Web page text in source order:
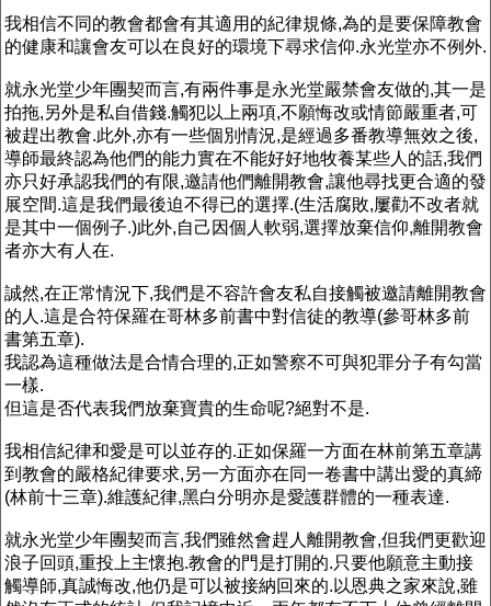
我相信不同的教會都會有其適用的紀律規條,為的是要保障教會
的健康和讓會友可以在良好的環境下尋求信仰.永光堂亦不例外.
就永光堂少年團契而言,有兩件事是永光堂嚴禁會友做的,其一是
拍拖,另外是私自借錢.觸犯以上兩項,不願悔改或情節嚴重者,可
被趕出教會.此外,亦有一些個別情況,是經過多番教導無效之後,
導師最終認為他們的能力實在不能好好地牧養某些人的話,我們
亦只好承認我們的有限,邀請他們離開教會,讓他尋找更合適的發
展空間.這是我們最後迫不得已的選擇.(生活腐敗,屢勸不改者就
是其中一個例子.)此外,自己因個人軟弱,選擇放棄信仰,離開教會
者亦大有人在.
誠然,在正常情況下,我們是不容許會友私自接觸被邀請離開教會
的人.這是合符保羅在哥林多前書中對信徒的教導(參哥林多前
書第五章).
我認為這種做法是合情合理的,正如警察不可與犯罪分子有勾當
一樣.
但這是否代表我們放棄寶貴的生命呢?絕對不是.
我相信紀律和愛是可以並存的.正如保羅一方面在林前第五章講
到教會的嚴格紀律要求,另一方面亦在同一卷書中講出愛的真締
(林前十三章).維護紀律,黑白分明亦是愛護群體的一種表達.
就永光堂少年團契而言,我們雖然會趕人離開教會,但我們更歡迎
浪子回頭,重投上主懷抱.教會的門是打開的.只要他願意主動接
觸導師,真誠悔改,他仍是可以被接納回來的.以恩典之家來說,雖